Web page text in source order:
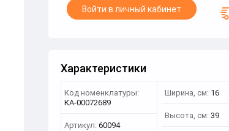
Войти в личный кабинет
Характеристики
Код номенклатуры:
КА-00072689
Артикул: 60094
Ширина, см: 16
Высота, см: 39